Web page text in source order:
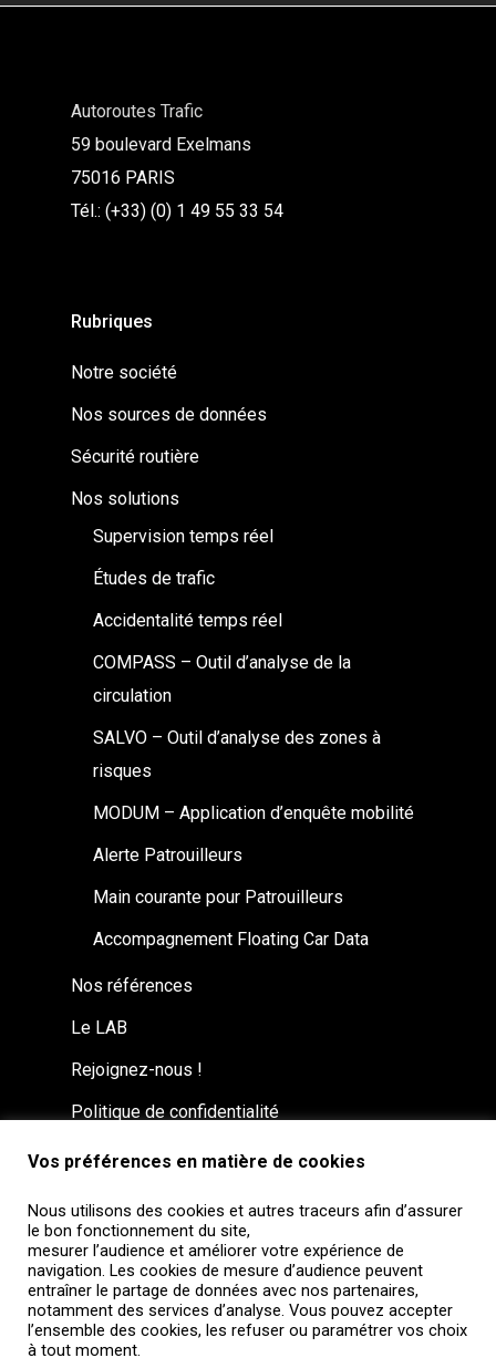
Autoroutes Trafic
59 boulevard Exelmans
75016 PARIS
Tél.: (+33) (0) 1 49 55 33 54
Rubriques
Notre société
Nos sources de données
Sécurité routière
Nos solutions
Supervision temps réel
Études de trafic
Accidentalité temps réel
COMPASS – Outil d’analyse de la
circulation
SALVO – Outil d’analyse des zones à
risques
MODUM – Application d’enquête mobilité
Alerte Patrouilleurs
Main courante pour Patrouilleurs
Accompagnement Floating Car Data
Nos références
Le LAB
Rejoignez-nous !
Politique de confidentialité
Vos préférences en matière de cookies
Nous utilisons des cookies et autres traceurs afin d’assurer
le bon fonctionnement du site,
mesurer l’audience et améliorer votre expérience de
navigation. Les cookies de mesure d’audience peuvent
entraîner le partage de données avec nos partenaires,
notamment des services d’analyse. Vous pouvez accepter
l’ensemble des cookies, les refuser ou paramétrer vos choix
à tout moment.